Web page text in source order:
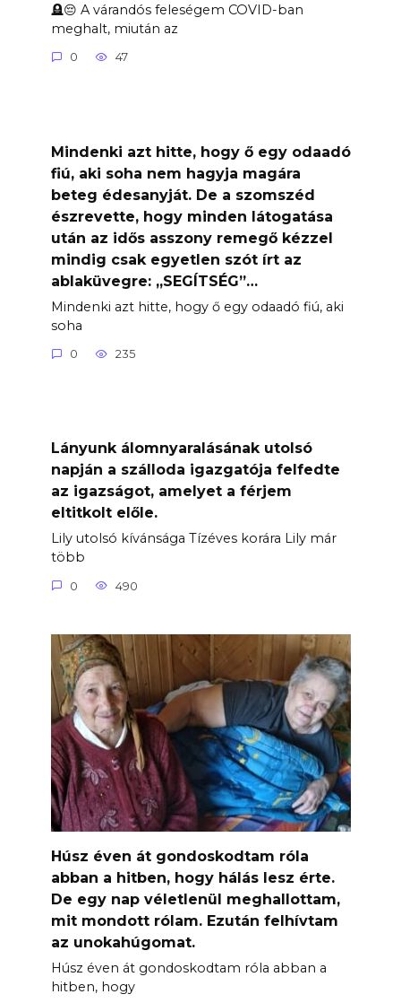
🪦😔 A várandós feleségem COVID-ban
meghalt, miután az
0 47
Mindenki azt hitte, hogy ő egy odaadó
fiú, aki soha nem hagyja magára
beteg édesanyját. De a szomszéd
észrevette, hogy minden látogatása
után az idős asszony remegő kézzel
mindig csak egyetlen szót írt az
ablaküvegre: „SEGÍTSÉG”…
Mindenki azt hitte, hogy ő egy odaadó fiú, aki
soha
0 235
Lányunk álomnyaralásának utolsó
napján a szálloda igazgatója felfedte
az igazságot, amelyet a férjem
eltitkolt előle.
Lily utolsó kívánsága Tízéves korára Lily már
több
0 490
Húsz éven át gondoskodtam róla
abban a hitben, hogy hálás lesz érte.
De egy nap véletlenül meghallottam,
mit mondott rólam. Ezután felhívtam
az unokahúgomat.
Húsz éven át gondoskodtam róla abban a
hitben, hogy